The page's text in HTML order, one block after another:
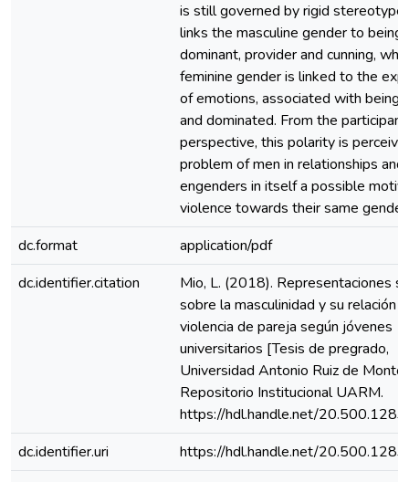
is still governed by rigid
links the masculine gender to being
dominant, provider and cunning,
feminine gender is linked to the
of emotions, associated with being
and dominated. From the
perspective, this polarity is
problem of men in relationships and
engenders in itself a possible
violence towards their same gender.
dc.format
application/pdf
dc.identifier.citation
Mio, L. (2018). Representaciones
sobre la masculinidad y su relación
violencia de pareja según jóvenes
universitarios [Tesis de pregrado,
Universidad Antonio Ruiz de
Repositorio Institucional UARM.
https://hdl.handle.net/
dc.identifier.uri
https://hdl.handle.net/